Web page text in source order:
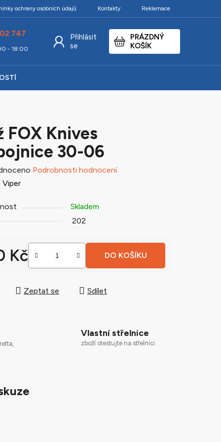
ochrany osobních údajů Kontakty Reklamace
747
- 18:00
Přihlásit
se
NÁKUPNÍ
KOŠÍK
PRÁZDNÝ
KOŠÍK
FOX Knives
30-06
Podrobnosti hodnocení
Viper
Skladem
202
Kč DO KOŠÍKU
Zeptat se Sdílet
Vlastní střelnice
zboží otestujte na střelnici